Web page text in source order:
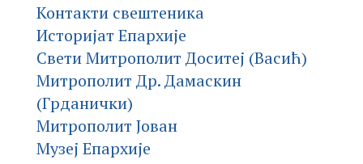
Контакти свештеника
Историјат Епархије
Свети Митрополит Доситеј (Васић)
Митрополит Др. Дамаскин
(Грданички)
Митрополит Јован
Музеј Епархије